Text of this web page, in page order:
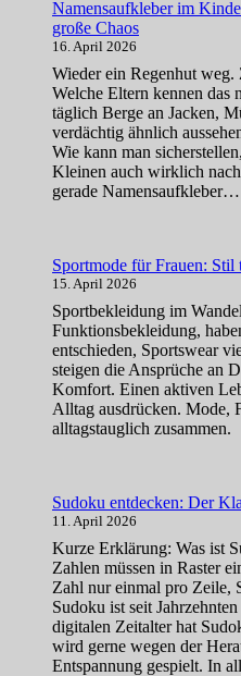
wann
die
richtige
Wahl?
Namensaufkleber im
große Chaos
16. April 2026
Wieder ein Regenhut
Welche Eltern kennen das
täglich Berge an Jacken,
verdächtig ähnlich
Wie kann man
Kleinen auch wirklich
gerade Namensaufkleber…
Sportmode für Frauen:
15. April 2026
Sportbekleidung im
Funktionsbekleidung,
entschieden, Sportswear
steigen die Ansprüche an
Komfort. Einen aktiven
Alltag ausdrücken. Mode,
alltagstauglich zusammen.
Sudoku entdecken: Der
11. April 2026
Kurze Erklärung: Was ist
Zahlen müssen in Raster
Zahl nur einmal pro Zeile,
Sudoku ist seit
digitalen Zeitalter hat
wird gerne wegen der
Entspannung gespielt. In